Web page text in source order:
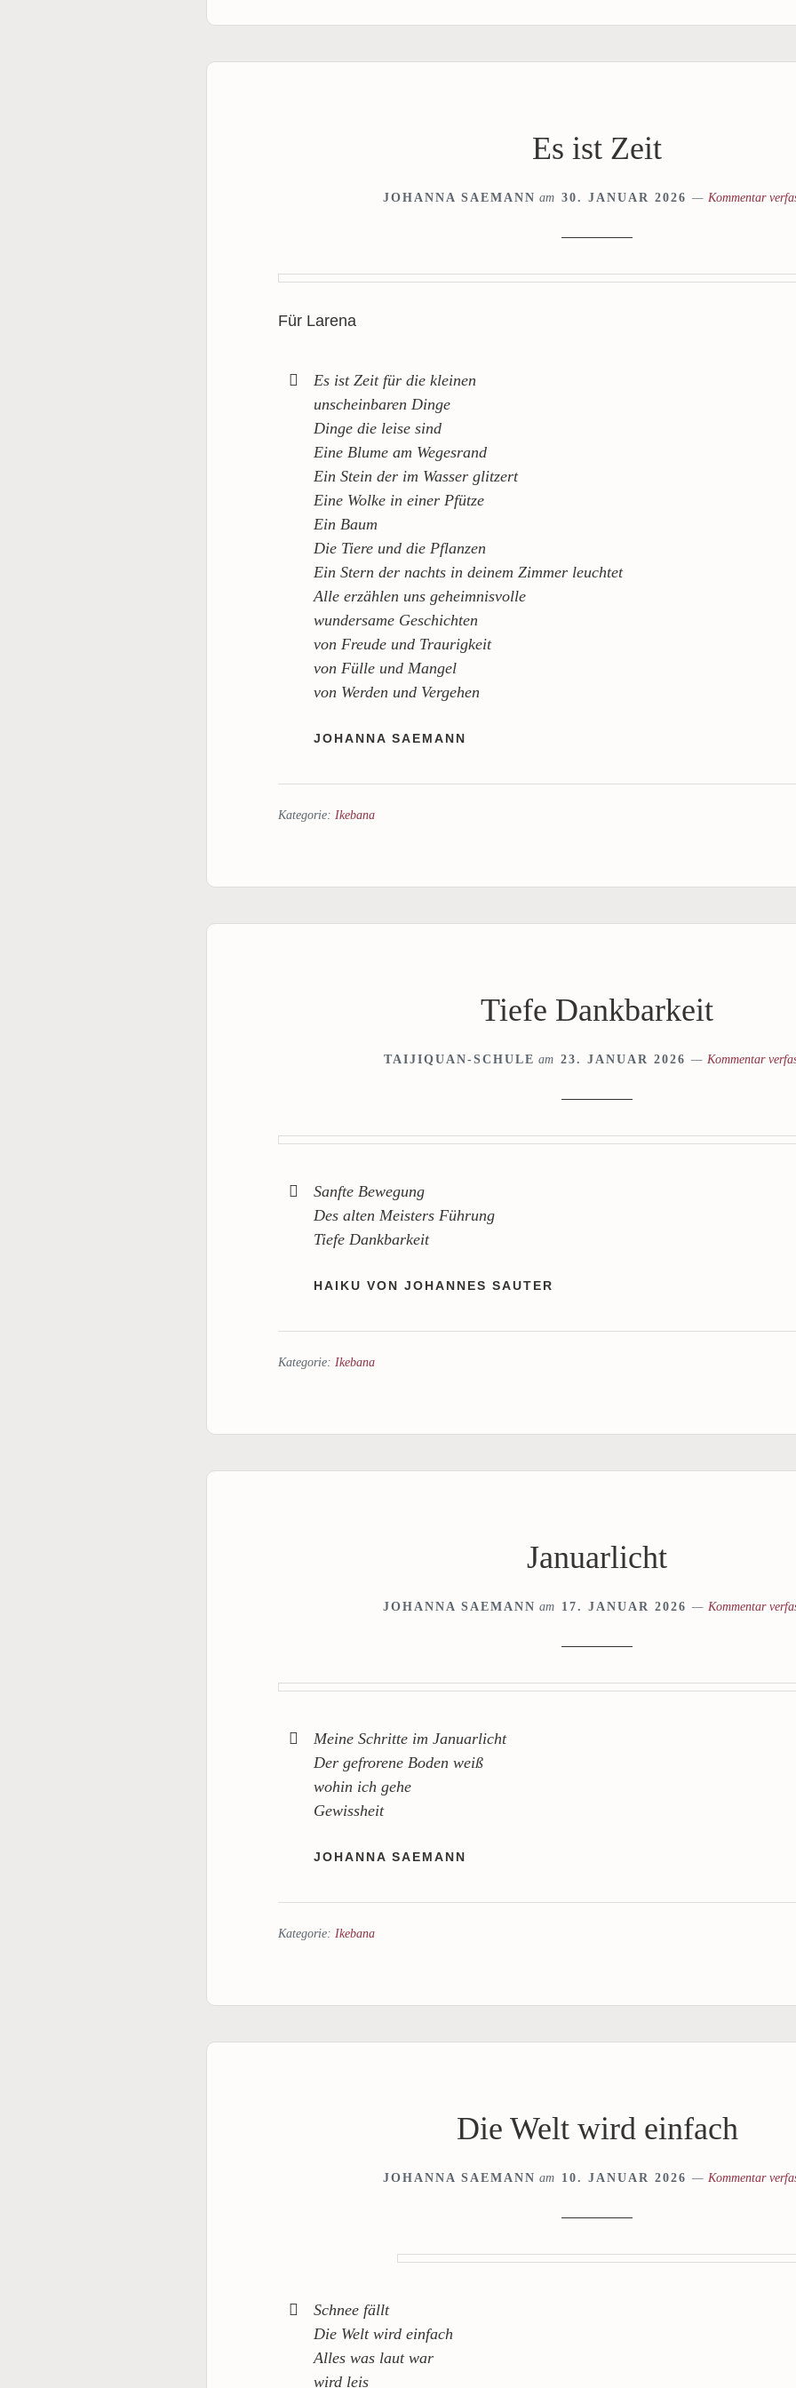
Es ist Zeit
JOHANNA SAEMANN am 30. JANUAR 2026 Kommentar
Für Larena
Es ist Zeit für die kleinen
unscheinbaren Dinge
Dinge die leise sind
Eine Blume am Wegesrand
Ein Stein der im Wasser glitzert
Eine Wolke in einer Pfütze
Ein Baum
Die Tiere und die Pflanzen
Ein Stern der nachts in deinem Zimmer leuchtet
Alle erzählen uns geheimnisvolle
wundersame Geschichten
von Freude und Traurigkeit
von Fülle und Mangel
von Werden und Vergehen
JOHANNA SAEMANN
Kategorie: Ikebana
Tiefe Dankbarkeit
TAIJIQUAN-SCHULE am 23. JANUAR 2026 Kommentar
Sanfte Bewegung
Des alten Meisters Führung
Tiefe Dankbarkeit
HAIKU VON JOHANNES SAUTER
Kategorie: Ikebana
Januarlicht
JOHANNA SAEMANN am 17. JANUAR 2026 Kommentar
Meine Schritte im Januarlicht
Der gefrorene Boden weiß
wohin ich gehe
Gewissheit
JOHANNA SAEMANN
Kategorie: Ikebana
Die Welt wird einfach
JOHANNA SAEMANN am 10. JANUAR 2026 Kommentar
Schnee fällt
Die Welt wird einfach
Alles was laut war
wird leis